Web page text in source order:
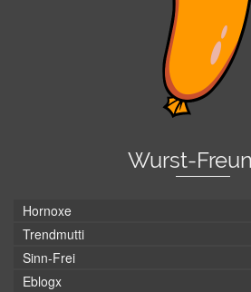
Wurst-
Hornoxe
Trendmutti
Sinn-Frei
Eblogx